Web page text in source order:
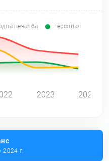
печалба персонал
2023 2024
2024 г.